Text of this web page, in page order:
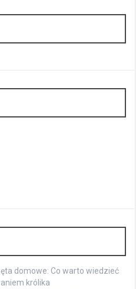
domowe: Co warto wiedzieć
królika